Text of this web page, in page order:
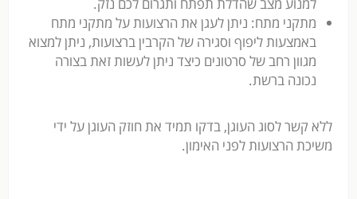
למנוע מצב שהדלת תפתח ותגרום לכם נזק.
מתקני מתח: ניתן לעגן את הרצועות על מתקני מתח
באמצעות ליפוף וסגירה של הקרבין ברצועות, ניתן למצוא
מגוון רחב של סרטונים כיצד ניתן לעשות זאת בצורה
נכונה ברשת.
ללא קשר לסוג העוגן, בדקו תמיד את חוזק העוגן על ידי
משיכת הרצועות לפני האימון.